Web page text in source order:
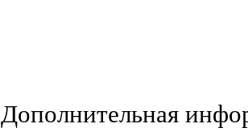
Дополнительная